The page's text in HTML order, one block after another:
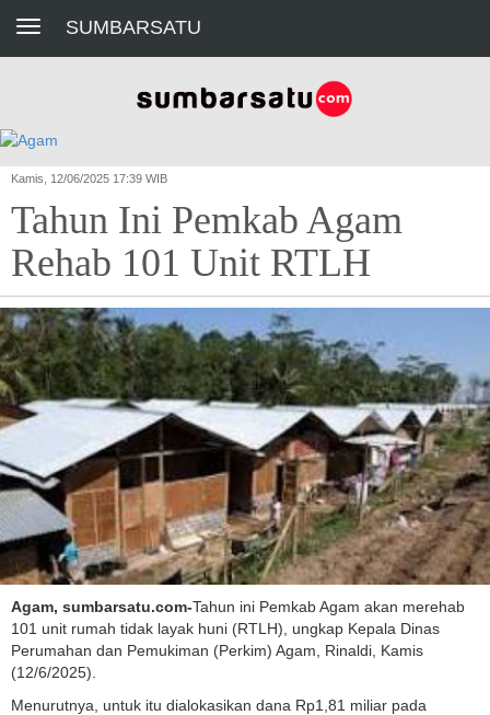
Toggle navigationSUMBARSATU
Kamis, 12/06/2025 17:39 WIB
Tahun Ini Pemkab Agam
Rehab 101 Unit RTLH
Agam, sumbarsatu.com-Tahun ini Pemkab Agam akan merehab
101 unit rumah tidak layak huni (RTLH), ungkap Kepala Dinas
Perumahan dan Pemukiman (Perkim) Agam, Rinaldi, Kamis
(12/6/2025).
Menurutnya, untuk itu dialokasikan dana Rp1,81 miliar pada